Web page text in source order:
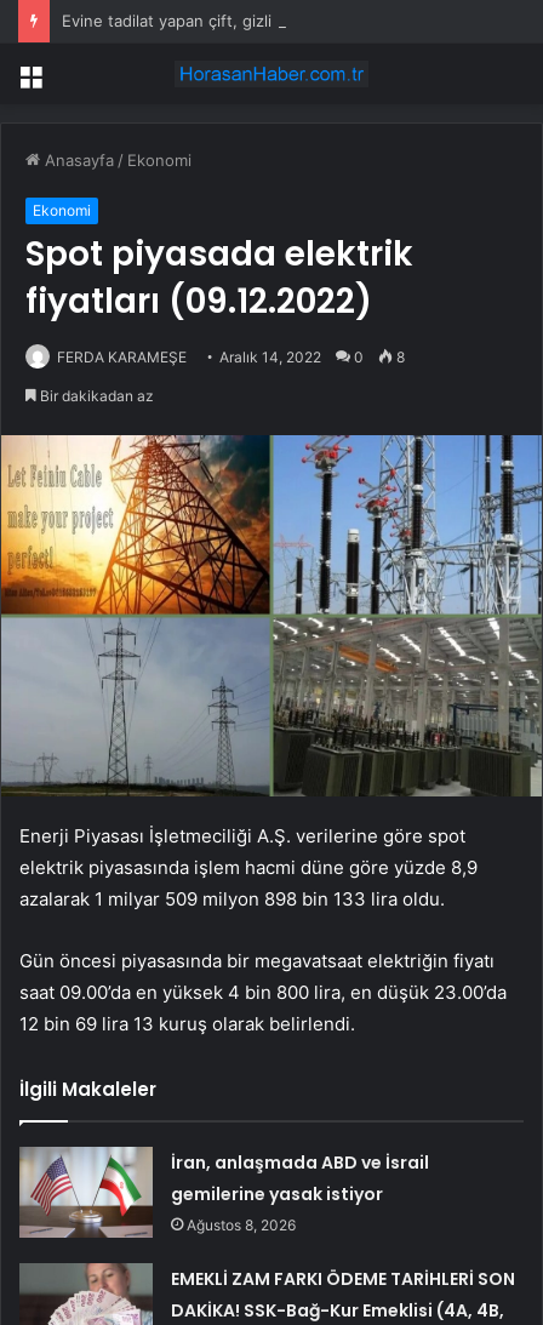
Menü
Anasayfa / Ekonomi
Ekonomi
Spot piyasada elektrik
fiyatları (09.12.2022)
FERDA KARAMEŞE Aralık 14, 2022 0 8
Bir dakikadan az
Enerji Piyasası İşletmeciliği A.Ş. verilerine göre spot
elektrik piyasasında işlem hacmi düne göre yüzde 8,9
azalarak 1 milyar 509 milyon 898 bin 133 lira oldu.
Gün öncesi piyasasında bir megavatsaat elektriğin fiyatı
saat 09.00’da en yüksek 4 bin 800 lira, en düşük 23.00’da
12 bin 69 lira 13 kuruş olarak belirlendi.
İlgili Makaleler
İran, anlaşmada ABD ve İsrail
gemilerine yasak istiyor
Ağustos 8, 2026
EMEKLİ ZAM FARKI ÖDEME TARİHLERİ SON
DAKİKA! SSK-Bağ-Kur Emeklisi (4A, 4B,